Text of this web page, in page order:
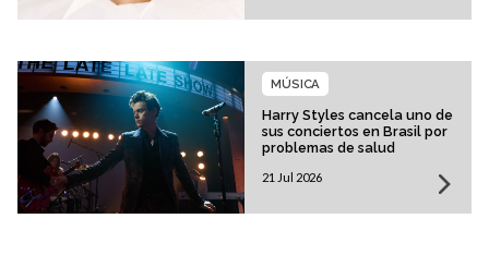
Harry Styles cancela uno de
sus conciertos en Brasil por
problemas de salud
MÚSICA
21 Jul 2026